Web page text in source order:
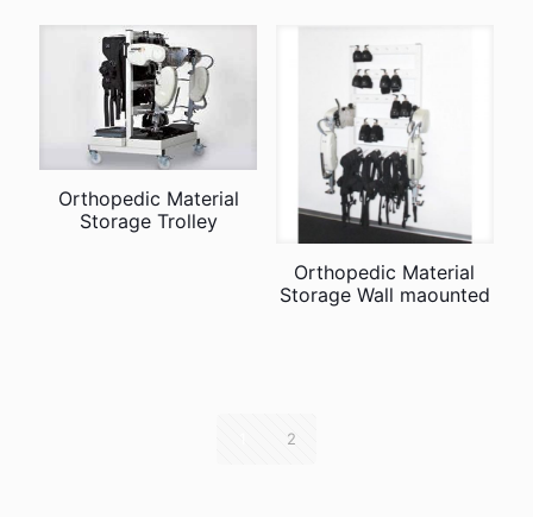
Orthopedic Material
Storage Trolley
Orthopedic Material
Storage Wall maounted
2